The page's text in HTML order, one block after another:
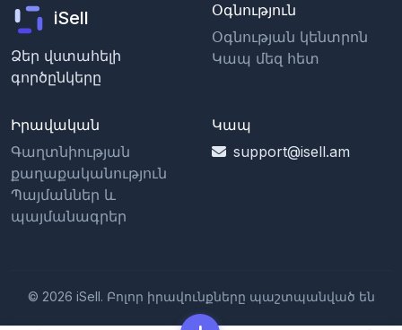
iSell
Ձեր վստահելի
գործընկերը
Օգնություն
Օգնության կենտրոն
Կապ մեզ հետ
Իրավական
Գաղտնիության
քաղաքականություն
Պայմաններ և
պայմանագրեր
Կապ
support@isell.am
© 2026 iSell. Բոլոր իրավունքները պաշտպանված են